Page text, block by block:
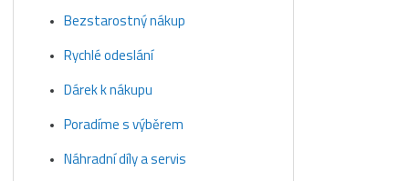
Bezstarostný nákup
Rychlé odeslání
Dárek k nákupu
Poradíme s výběrem
Náhradní díly a servis